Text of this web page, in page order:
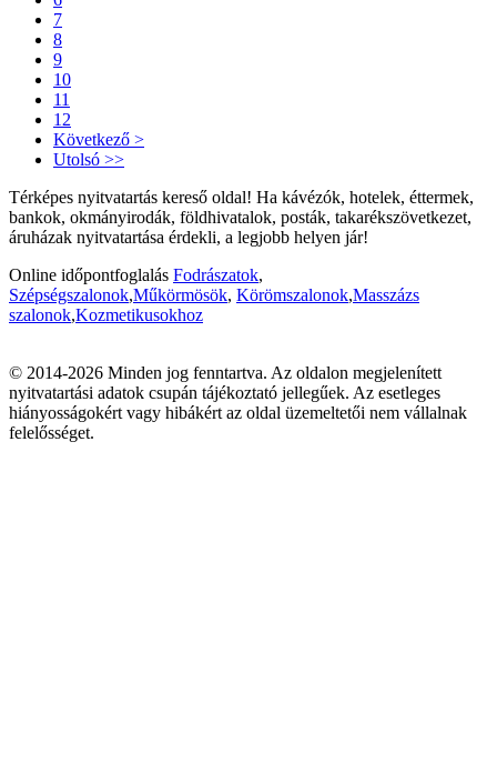
7
8
9
10
11
12
Következő >
Utolsó >>
Térképes nyitvatartás kereső oldal! Ha kávézók, hotelek, éttermek,
bankok, okmányirodák, földhivatalok, posták, takarékszövetkezet,
áruházak nyitvatartása érdekli, a legjobb helyen jár!
Online időpontfoglalás Fodrászatok,
Szépségszalonok,Műkörmösök, Körömszalonok,Masszázs
szalonok,Kozmetikusokhoz
© 2014-2026 Minden jog fenntartva. Az oldalon megjelenített
nyitvatartási adatok csupán tájékoztató jellegűek. Az esetleges
hiányosságokért vagy hibákért az oldal üzemeltetői nem vállalnak
felelősséget.